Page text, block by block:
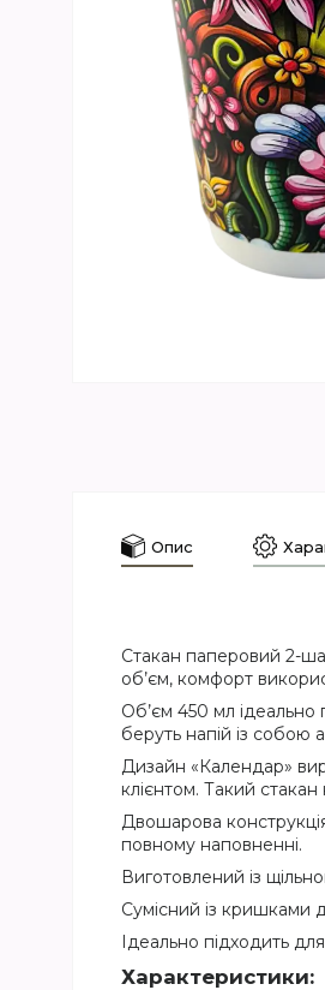
Опис
Стакан паперовий 2-
об’єм, комфорт
Об’єм 450 мл ідеально
беруть напій із собою
Дизайн «Календар»
клієнтом. Такий
Двошарова
повному наповненні.
Виготовлений із
Сумісний із кришками
Ідеально підходить
Характеристики: